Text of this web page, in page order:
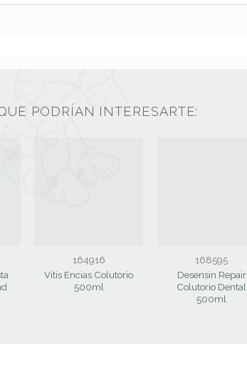
PODRÍAN INTERESARTE:
164916
Vitis Encias Colutorio
500ml
168595
Desensin Repair
Colutorio Dental
500ml